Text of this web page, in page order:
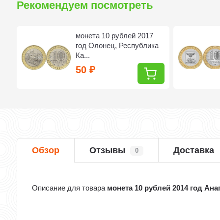
Рекомендуем посмотреть
монета 10 рублей 2017
год Олонец, Республика
Ка...
50₽
Обзор Отзывы 0 Доставка
Описание для товара монета 10 рублей 2014 год